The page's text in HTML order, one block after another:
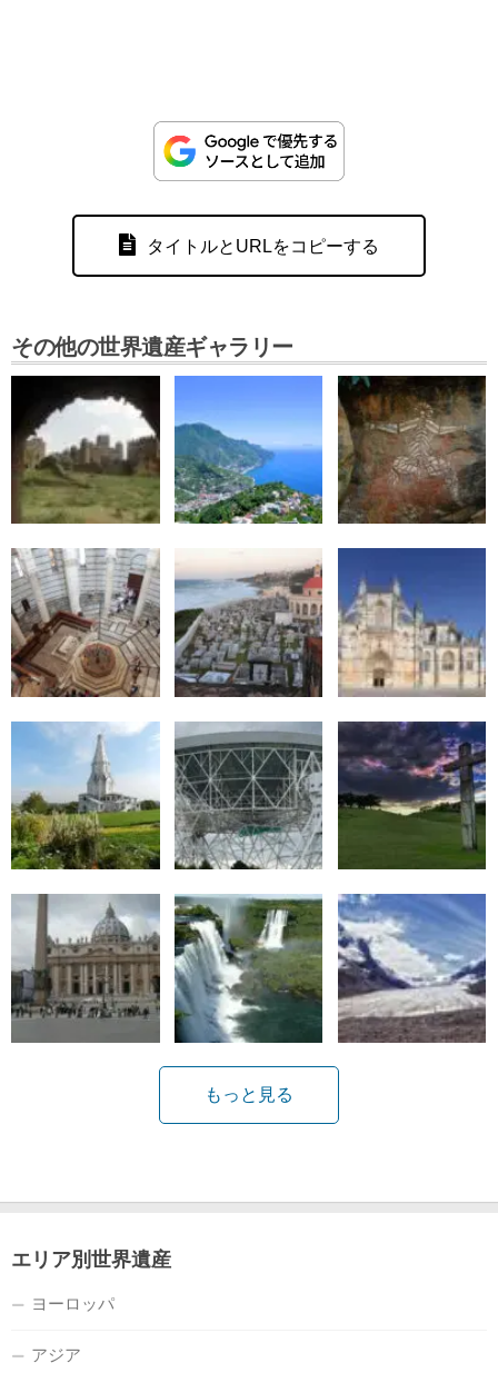
タイトルとURLをコピーする
その他の世界遺産ギャラリー
もっと見る
エリア別世界遺産
ヨーロッパ
アジア